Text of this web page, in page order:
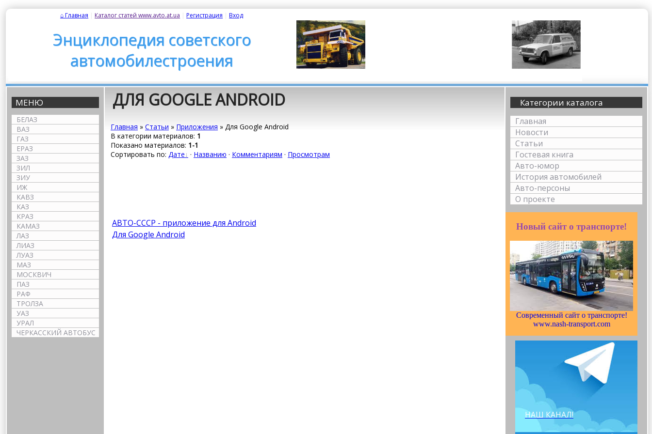
⌂ Главная Каталог статей www.avto.at.ua |Регистрация |Вход
Энциклопедия советского
автомобилестроения
МЕНЮ
БЕЛАЗ
ВАЗ
ГАЗ
ЕРАЗ
ЗАЗ
ЗИЛ
ЗИУ
ИЖ
КАВЗ
КАЗ
КРАЗ
КАМАЗ
ЛАЗ
ЛИАЗ
ЛУАЗ
МАЗ
МОСКВИЧ
ПАЗ
РАФ
ТРОЛЗА
УАЗ
УРАЛ
ЧЕРКАССКИЙ АВТОБУС
ДЛЯ GOOGLE ANDROID
Главная » Статьи » Приложения » Для Google Android
В категории материалов: 1
Показано материалов: 1-1
Сортировать по: Дате · Названию · Комментариям · Просмотрам
АВТО-СССР - приложение для Android
Для Google Android
Категории каталога
Главная
Новости
Статьи
Гостевая книга
Авто-юмор
История автомобилей
Авто-персоны
О проекте
Новый сайт о транспорте!
Современный сайт о транспорте!
www.nash-transport.com
НАШ КАНАЛ!